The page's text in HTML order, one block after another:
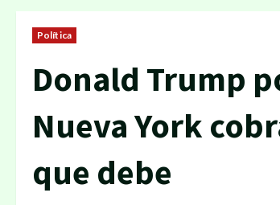
Política
Donald Trump
Nueva York
que debe